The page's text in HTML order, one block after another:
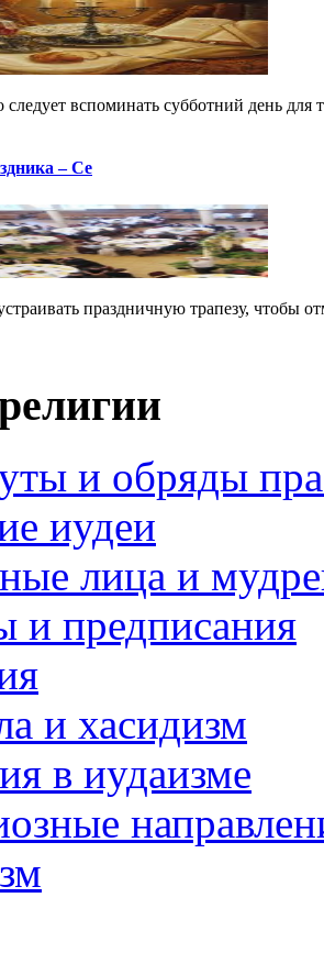
вспоминать субботний день для
– Се
праздничную трапезу, чтобы
и обряды
иудеи
лица и
и предписания
и хасидизм
в иудаизме